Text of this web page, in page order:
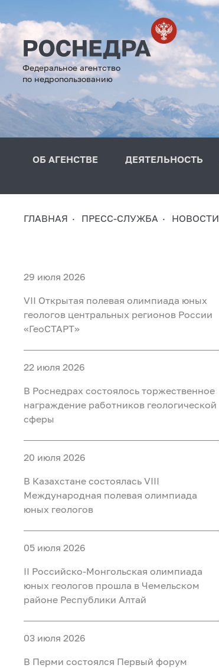
Федеральное агентство
по недропользованию
ОБ АГЕНСТВЕ ДЕЯТЕЛЬНОСТЬ
ГЛАВНАЯ ПРЕСС-СЛУЖБА НОВОСТИ
29 июля 2026
VII Открытая полевая олимпиада юных
геологов центральных регионов России
«ГеоСТАРТ»
22 июля 2026
В Роснедрах состоялось торжественное
награждение работников геологической
сферы
20 июля 2026
В Казахстане состоялась VIII
Международная полевая олимпиада
юных геологов
05 июля 2026
II Российско‑Монгольская олимпиада
юных геологов прошла в Чемельском
районе Республики Алтай
03 июля 2026
В Перми состоялся Первый форум